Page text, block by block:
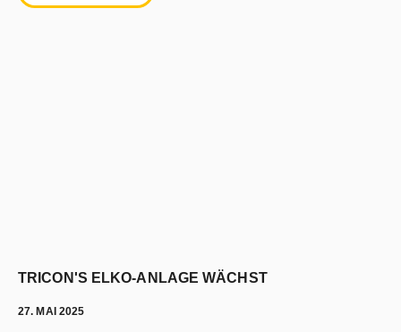
TRICON'S ELKO-ANLAGE WÄCHST
27. MAI 2025